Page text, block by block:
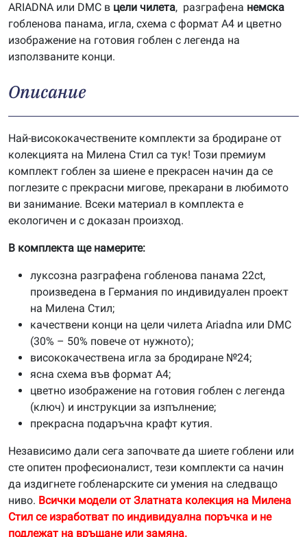
ARIADNA или DMC в цели чилета, разграфена немска
гобленова панама, игла, схема с формат А4 и цветно
изображение на готовия гоблен с легенда на
използваните конци.
Описание
Най-висококачествените комплекти за бродиране от
колекцията на Милена Стил са тук! Този премиум
комплект гоблен за шиене е прекрасен начин да се
поглезите с прекрасни мигове, прекарани в любимото
ви занимание. Всеки материал в комплекта е
екологичен и с доказан произход.
В комплекта ще намерите:
луксозна разграфена гобленова панама 22ct,
произведена в Германия по индивидуален проект
на Милена Стил;
качествени конци на цели чилета Ariadna или DMC
(30% – 50% повече от нужното);
висококачествена игла за бродиране №24;
ясна схема във формат А4;
цветно изображение на готовия гоблен с легенда
(ключ) и инструкции за изпълнение;
прекрасна подаръчна крафт кутия.
Независимо дали сега започвате да шиете гоблени или
сте опитен професионалист, тези комплекти са начин
да издигнете гобленарските си умения на следващо
ниво. Всички модели от Златната колекция на Милена
Стил се изработват по индивидуална поръчка и не
подлежат на връщане или замяна.